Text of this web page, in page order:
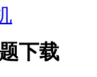
下载